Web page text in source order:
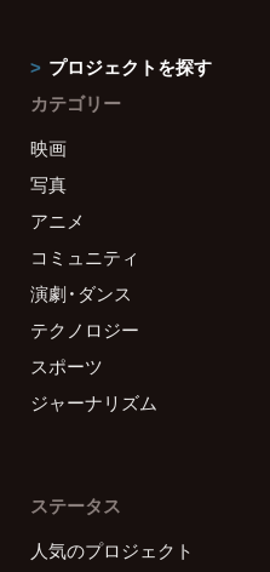
プロジェクトを探す
カテゴリー
映画
写真
アニメ
コミュニティ
演劇・ダンス
テクノロジー
スポーツ
ジャーナリズム
ステータス
人気のプロジェクト